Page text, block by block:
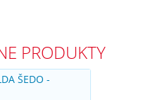
PRODUKTY
ŠEDO -